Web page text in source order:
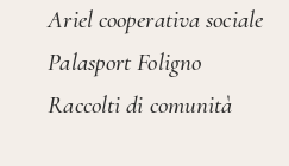
Ariel cooperativa sociale
Palasport Foligno
Raccolti di comunità